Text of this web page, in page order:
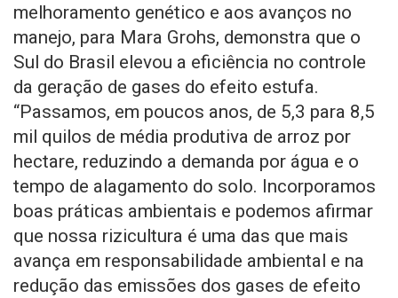
melhoramento genético e aos avanços no
manejo, para Mara Grohs, demonstra que o
Sul do Brasil elevou a eficiência no controle
da geração de gases do efeito estufa.
“Passamos, em poucos anos, de 5,3 para 8,5
mil quilos de média produtiva de arroz por
hectare, reduzindo a demanda por água e o
tempo de alagamento do solo. Incorporamos
boas práticas ambientais e podemos afirmar
que nossa rizicultura é uma das que mais
avança em responsabilidade ambiental e na
redução das emissões dos gases de efeito